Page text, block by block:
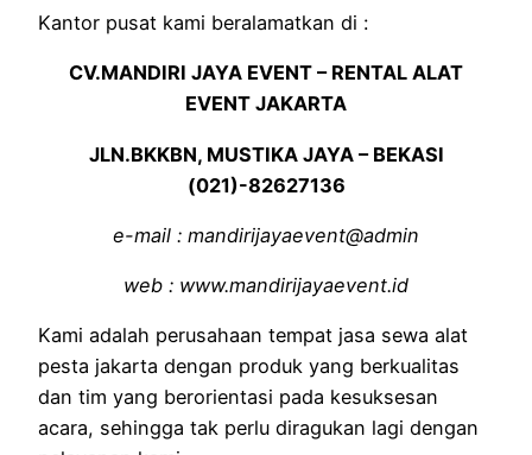
Kantor pusat kami beralamatkan di :
CV.MANDIRI JAYA EVENT – RENTAL ALAT
EVENT JAKARTA
JLN.BKKBN, MUSTIKA JAYA – BEKASI
(021)-82627136
e-mail : mandirijayaevent@admin
web : www.mandirijayaevent.id
Kami adalah perusahaan tempat jasa sewa alat
pesta jakarta dengan produk yang berkualitas
dan tim yang berorientasi pada kesuksesan
acara, sehingga tak perlu diragukan lagi dengan